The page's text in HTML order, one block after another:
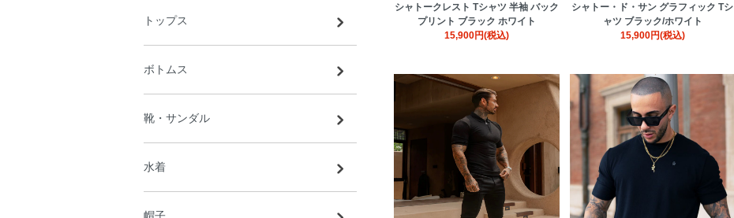
シャトークレスト Tシャツ 半袖 バック
プリント ブラック ホワイト
15,900円(税込)
シャトー・ド・サン グラフィック Tシ
ャツ ブラック/ホワイト
15,900円(税込)
トップス
ボトムス
靴・サンダル
水着